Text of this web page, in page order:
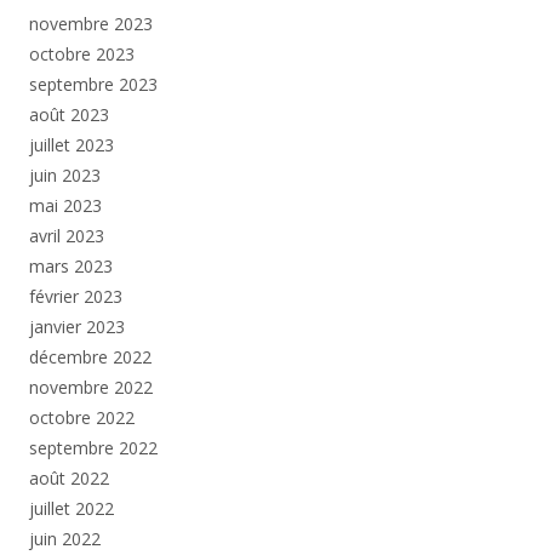
novembre 2023
octobre 2023
septembre 2023
août 2023
juillet 2023
juin 2023
mai 2023
avril 2023
mars 2023
février 2023
janvier 2023
décembre 2022
novembre 2022
octobre 2022
septembre 2022
août 2022
juillet 2022
juin 2022